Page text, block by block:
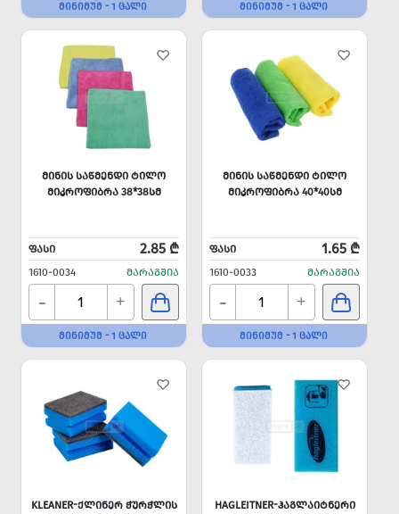
ᲛᲘᲜᲘᲛᲣᲛ - 1 ᲪᲐᲚᲘ ᲛᲘᲜᲘᲛᲣᲛ - 1 ᲪᲐᲚᲘ
ᲛᲘᲜᲘᲡ ᲡᲐᲬᲛᲔᲜᲓᲘ ᲢᲘᲚᲝ
ᲛᲘᲙᲠᲝᲤᲘᲑᲠᲐ 38*38ᲡᲛ
ᲤᲐᲡᲘ 2.85 ₾
1610-0034 ᲛᲐᲠᲐᲒᲨᲘᲐ
- +
ᲛᲘᲜᲘᲛᲣᲛ - 1 ᲪᲐᲚᲘ
ᲛᲘᲜᲘᲡ ᲡᲐᲬᲛᲔᲜᲓᲘ ᲢᲘᲚᲝ
ᲛᲘᲙᲠᲝᲤᲘᲑᲠᲐ 40*40ᲡᲛ
ᲤᲐᲡᲘ 1.65 ₾
1610-0033 ᲛᲐᲠᲐᲒᲨᲘᲐ
- +
ᲛᲘᲜᲘᲛᲣᲛ - 1 ᲪᲐᲚᲘ
KLEANER-ᲥᲚᲘᲜᲔᲠ ᲭᲣᲠᲭᲚᲘᲡ
HAGLEITNER-ᲰᲐᲒᲚᲐᲘᲢᲜᲔᲠᲘ